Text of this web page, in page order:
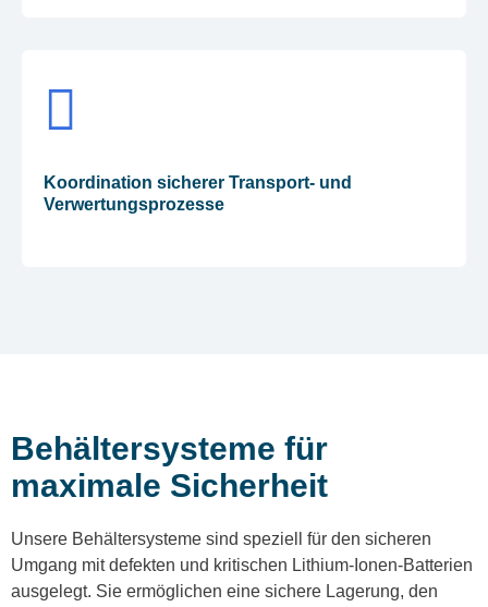
Koordination sicherer Transport- und
Verwertungsprozesse
Behältersysteme für
maximale Sicherheit
Unsere Behältersysteme sind speziell für den sicheren
Umgang mit defekten und kritischen Lithium-Ionen-Batterien
ausgelegt. Sie ermöglichen eine sichere Lagerung, den